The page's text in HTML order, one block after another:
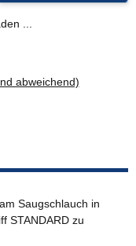
...
abweichend)
Saugschlauch in
STANDARD zu